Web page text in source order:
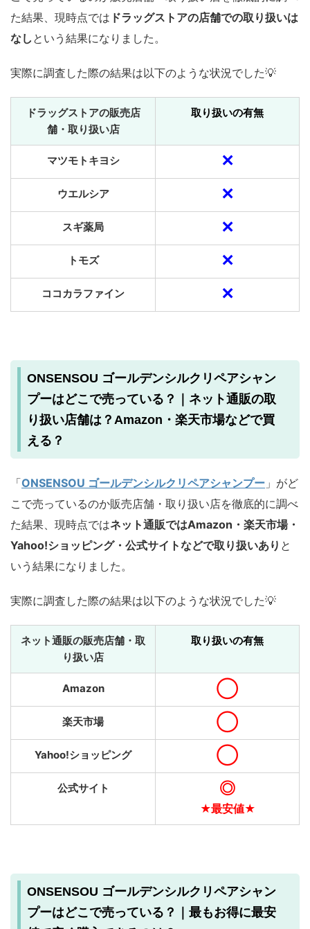
た結果、現時点では ドラッグストアの店舗での取り扱いは
なし という結果になりました。
実際に調査した際の結果は以下のような状況でした💡
ドラッグストアの販売店
舗・取り扱い店
取り扱いの有無
マツモトキヨシ ✕
ウエルシア ✕
スギ薬局 ✕
トモズ ✕
ココカラファイン ✕
ONSENSOU ゴールデンシルクリペアシャン
プーはどこで売っている？｜ネット通販の取
り扱い店舗は？Amazon・楽天市場などで買
える？
「ONSENSOU ゴールデンシルクリペアシャンプー 」がど
こで売っているのか販売店舗・取り扱い店を徹底的に調べ
た結果、現時点ではネット通販ではAmazon・楽天市場・
Yahoo!ショッピング・公式サイトなどで取り扱いあり と
いう結果になりました。
実際に調査した際の結果は以下のような状況でした💡
ネット通販の販売店舗・取
り扱い店
取り扱いの有無
Amazon ◯
楽天市場 ◯
Yahoo!ショッピング ◯
公式サイト ◎
★最安値★
ONSENSOU ゴールデンシルクリペアシャン
プーはどこで売っている？｜最もお得に最安